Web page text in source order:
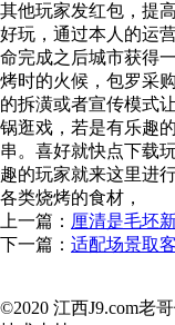
其他玩家发红包，提
好玩，通过本人的运
命完成之后城市获得
烤时的火候，包罗采
的拆潢或者宣传模式
锅逛戏，若是有乐趣
串。喜好就快点下载
趣的玩家就来这里进
各类烧烤的食材，
上一篇： 厘清是毛坯
下一篇： 适配场景取
©2020 江西J9.com老